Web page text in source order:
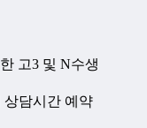
고3 및 N수생
상담시간 예약